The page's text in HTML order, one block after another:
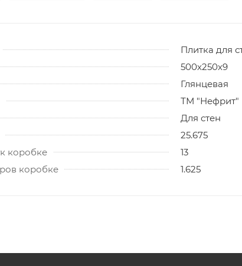
Плитка для
500х250х9
Глянцевая
ТМ "Нефрит"
Для стен
25.675
коробке
13
коробке
1.625